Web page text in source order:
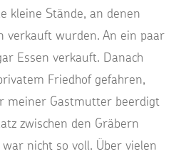
kleine Stände, an denen
verkauft wurden. An ein paar
Essen verkauft. Danach
Friedhof gefahren,
meiner Gastmutter beerdigt
zwischen den Gräbern
nicht so voll. Über vielen